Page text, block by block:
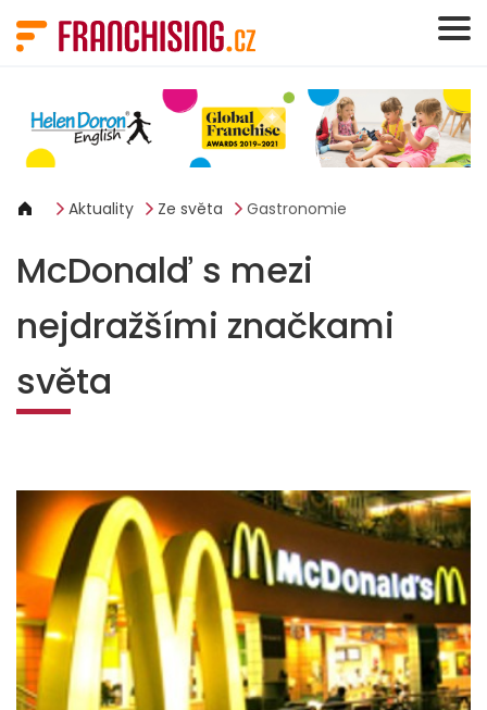
Aktuality Ze světa Gastronomie
McDonalď s mezi
nejdražšími značkami
světa